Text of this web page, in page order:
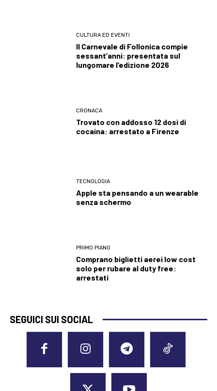
CULTURA ED EVENTI
Il Carnevale di Follonica compie
sessant’anni: presentata sul
lungomare l’edizione 2026
CRONACA
Trovato con addosso 12 dosi di
cocaina: arrestato a Firenze
TECNOLOGIA
Apple sta pensando a un wearable
senza schermo
PRIMO PIANO
Comprano biglietti aerei low cost
solo per rubare al duty free:
arrestati
SEGUICI SUI SOCIAL